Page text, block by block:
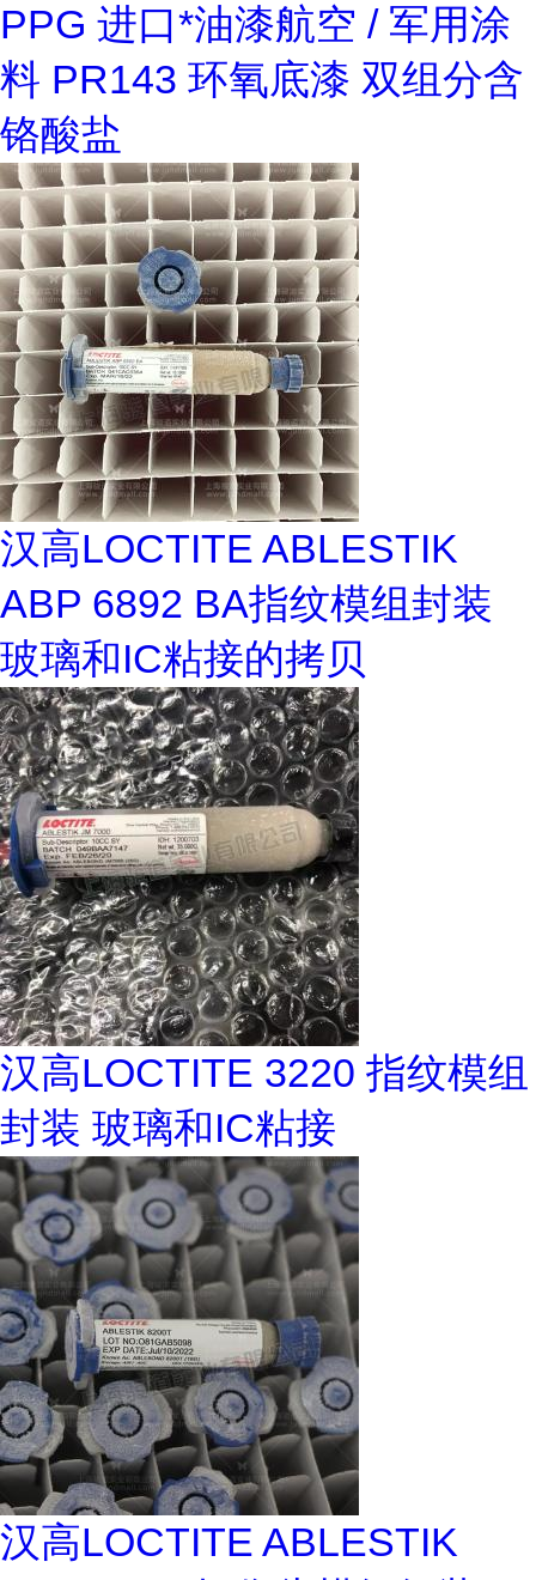
PPG 进口*油漆航空 / 军用涂
料 PR143 环氧底漆 双组分含
铬酸盐
汉高LOCTITE ABLESTIK
ABP 6892 BA指纹模组封装
玻璃和IC粘接的拷贝
汉高LOCTITE 3220 指纹模组
封装 玻璃和IC粘接
汉高LOCTITE ABLESTIK